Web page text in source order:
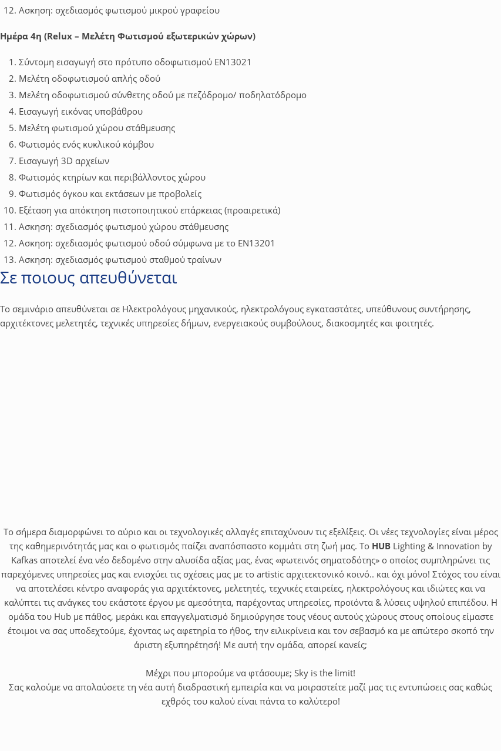
Ασκηση: σχεδιασμός φωτισμού μικρού γραφείου
Ημέρα 4η (Relux – Μελέτη Φωτισμού εξωτερικών χώρων)
Σύντομη εισαγωγή στο πρότυπο οδοφωτισμού ΕΝ13021
Μελέτη οδοφωτισμού απλής οδού
Μελέτη οδοφωτισμού σύνθετης οδού με πεζόδρομο/ ποδηλατόδρομο
Εισαγωγή εικόνας υποβάθρου
Μελέτη φωτισμού χώρου στάθμευσης
Φωτισμός ενός κυκλικού κόμβου
Εισαγωγή 3D αρχείων
Φωτισμός κτηρίων και περιβάλλοντος χώρου
Φωτισμός όγκου και εκτάσεων με προβολείς
Εξέταση για απόκτηση πιστοποιητικού επάρκειας (προαιρετικά)
Ασκηση: σχεδιασμός φωτισμού χώρου στάθμευσης
Ασκηση: σχεδιασμός φωτισμού οδού σύμφωνα με το ΕΝ13201
Ασκηση: σχεδιασμός φωτισμού σταθμού τραίνων
Σε ποιους απευθύνεται
Το σεμινάριο απευθύνεται σε Ηλεκτρολόγους μηχανικούς, ηλεκτρολόγους εγκαταστάτες, υπεύθυνους συντήρησης,
αρχιτέκτονες μελετητές, τεχνικές υπηρεσίες δήμων, ενεργειακούς συμβούλους, διακοσμητές και φοιτητές.
Το σήμερα διαμορφώνει το αύριο και οι τεχνολογικές αλλαγές επιταχύνουν τις εξελίξεις. Οι νέες τεχνολογίες είναι μέρος
της καθημερινότητάς μας και ο φωτισμός παίζει αναπόσπαστο κομμάτι στη ζωή μας. Το HUB Lighting & Innovation by
Kafkas αποτελεί ένα νέο δεδομένο στην αλυσίδα αξίας μας, ένας «φωτεινός σηματοδότης» ο οποίος συμπληρώνει τις
παρεχόμενες υπηρεσίες μας και ενισχύει τις σχέσεις μας με το artistic αρχιτεκτονικό κοινό.. και όχι μόνο! Στόχος του είναι
να αποτελέσει κέντρο αναφοράς για αρχιτέκτονες, μελετητές, τεχνικές εταιρείες, ηλεκτρολόγους και ιδιώτες και να
καλύπτει τις ανάγκες του εκάστοτε έργου με αμεσότητα, παρέχοντας υπηρεσίες, προϊόντα & λύσεις υψηλού επιπέδου. Η
ομάδα του Hub με πάθος, μεράκι και επαγγελματισμό δημιούργησε τους νέους αυτούς χώρους στους οποίους είμαστε
έτοιμοι να σας υποδεχτούμε, έχοντας ως αφετηρία το ήθος, την ειλικρίνεια και τον σεβασμό κα με απώτερο σκοπό την
άριστη εξυπηρέτησή! Με αυτή την ομάδα, απορεί κανείς;
Μέχρι που μπορούμε να φτάσουμε; Sky is the limit!
Σας καλούμε να απολαύσετε τη νέα αυτή διαδραστική εμπειρία και να μοιραστείτε μαζί μας τις εντυπώσεις σας καθώς
εχθρός του καλού είναι πάντα το καλύτερο!